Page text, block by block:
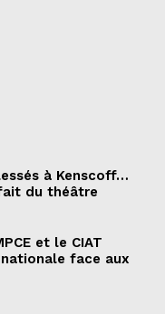
à Kenscoff…
du théâtre
et le CIAT
face aux